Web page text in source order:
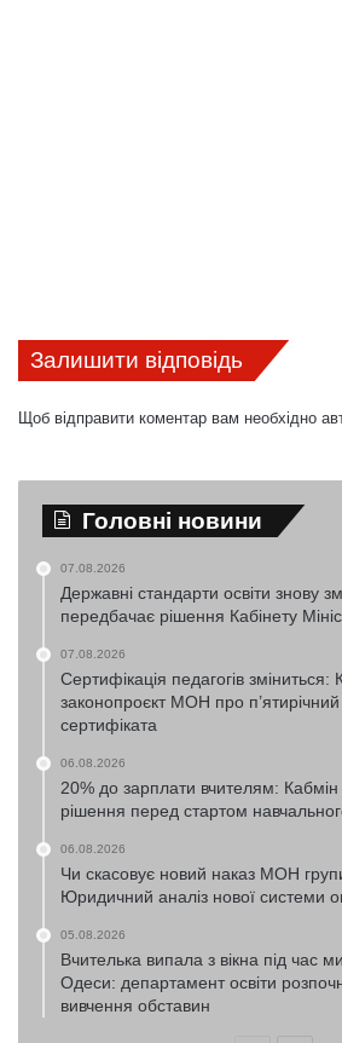
Залишити відповідь
Щоб відправити коментар вам необхідно
Головні новини
07.08.2026
Державні стандарти освіти знову
передбачає рішення Кабінету
07.08.2026
Сертифікація педагогів зміниться:
законопроєкт МОН про п’ятирічний
сертифіката
06.08.2026
20% до зарплати вчителям: Кабмін
рішення перед стартом
06.08.2026
Чи скасовує новий наказ МОН
Юридичний аналіз нової системи
05.08.2026
Вчителька випала з вікна під час
Одеси: департамент освіти
вивчення обставин